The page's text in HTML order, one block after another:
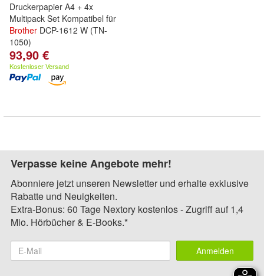
Druckerpapier A4 + 4x
Multipack Set Kompatibel für
Brother DCP-1612 W (TN-
1050)
93,90 €
Kostenloser Versand
Verpasse keine Angebote mehr!
Abonniere jetzt unseren Newsletter und erhalte exklusive
Rabatte und Neuigkeiten.
Extra-Bonus: 60 Tage Nextory kostenlos - Zugriff auf 1,4
Mio. Hörbücher & E-Books.*
Anmelden